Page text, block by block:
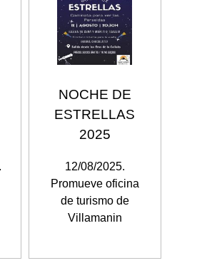
NOCHE DE
ESTRELLAS
2025
12/08/2025.
Promueve oficina
de turismo de
Villamanin